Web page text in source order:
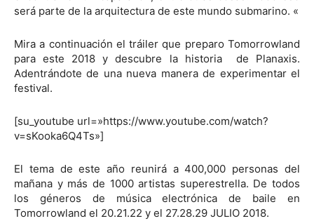
será parte de la arquitectura de este mundo submarino. «
Mira a continuación el tráiler que preparo Tomorrowland
para este 2018 y descubre la historia de Planaxis.
Adentrándote de una nueva manera de experimentar el
festival.
[su_youtube url=»https://www.youtube.com/watch?
v=sKooka6Q4Ts»]
El tema de este año reunirá a 400,000 personas del
mañana y más de 1000 artistas superestrella. De todos
los géneros de música electrónica de baile en
Tomorrowland el 20.21.22 y el 27.28.29 JULIO 2018.